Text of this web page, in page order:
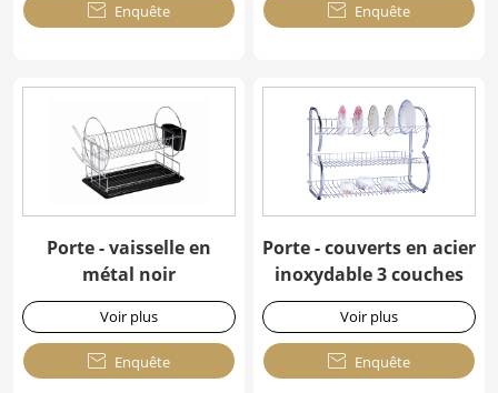
 Enquête  Enquête
Porte - vaisselle en
métal noir
Voir plus
 Enquête
Porte - couverts en acier
inoxydable 3 couches
Voir plus
 Enquête